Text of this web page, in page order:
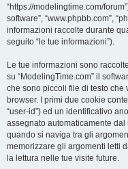
“https://modelingtime.com/
software”, “www.phpbb.com”,
informazioni raccolte durante
seguito “le tue informazioni”).
Le tue informazioni sono
su “ModelingTime.com” il
che sono piccoli file di testo
browser. I primi due cookie
“user-id”) ed un identificativo
assegnato automaticamente
quando si naviga tra gli
memorizzare gli argomenti letti
la lettura nelle tue visite future.